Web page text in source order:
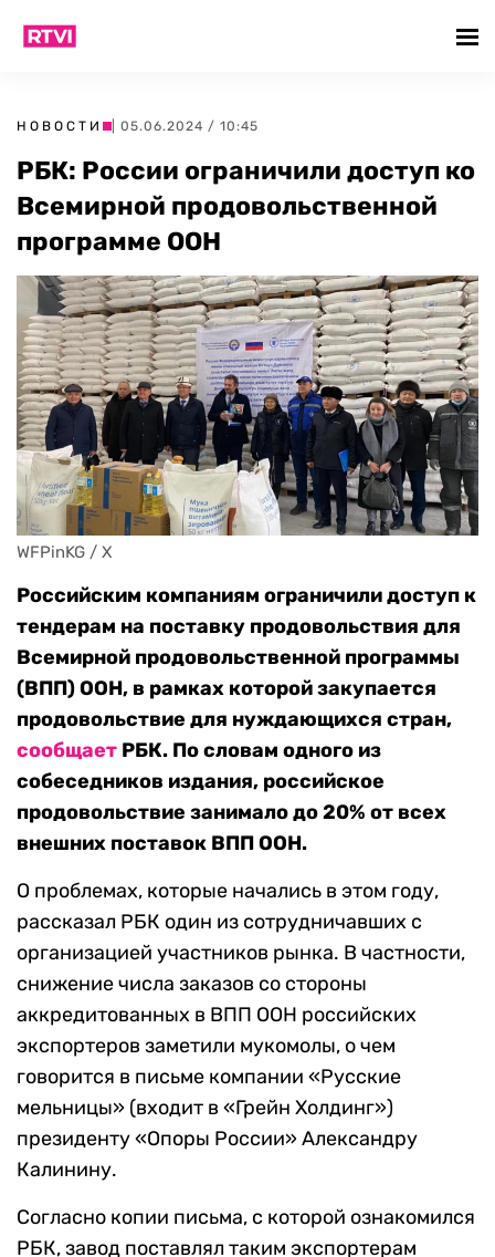
НОВОСТИ | 05.06.2024 / 10:45
РБК: России ограничили доступ ко
Всемирной продовольственной
программе ООН
WFPinKG / X
Российским компаниям ограничили доступ к
тендерам на поставку продовольствия для
Всемирной продовольственной программы
(ВПП) ООН, в рамках которой закупается
продовольствие для нуждающихся стран,
сообщает РБК. По словам одного из
собеседников издания, российское
продовольствие занимало до 20% от всех
внешних поставок ВПП ООН.
О проблемах, которые начались в этом году,
рассказал РБК один из сотрудничавших с
организацией участников рынка. В частности,
снижение числа заказов со стороны
аккредитованных в ВПП ООН российских
экспортеров заметили мукомолы, о чем
говорится в письме компании «Русские
мельницы» (входит в «Грейн Холдинг»)
президенту «Опоры России» Александру
Калинину.
Согласно копии письма, с которой ознакомился
РБК, завод поставлял таким экспортерам